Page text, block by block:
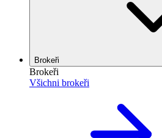
Brokeři
Brokeři
Všichni brokeři